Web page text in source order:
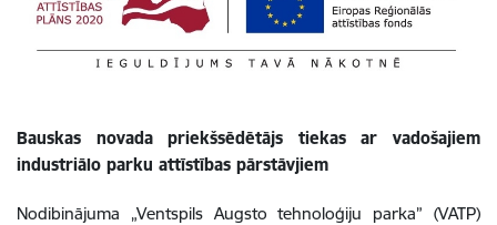
Bauskas novada priekšsēdētājs tiekas ar vadošajiem
industriālo parku attīstības pārstāvjiem
Nodibinājuma „Ventspils Augsto tehnoloģiju parka” (VATP)